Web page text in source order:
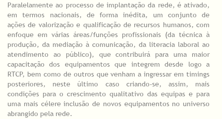
Paralelamente ao processo de implantação da rede, é ativado,
em termos nacionais, de forma inédita, um conjunto de
ações de valorização e qualificação de recursos humanos, com
enfoque em várias áreas/funções profissionais (da técnica à
produção, da mediação à comunicação, da literacia laboral ao
atendimento ao público), que contribuirá para uma maior
capacitação dos equipamentos que integrem desde logo a
RTCP, bem como de outros que venham a ingressar em timings
posteriores, neste último caso criando-se, assim, mais
condições para o crescimento qualitativo das equipas e para
uma mais célere inclusão de novos equipamentos no universo
abrangido pela rede.